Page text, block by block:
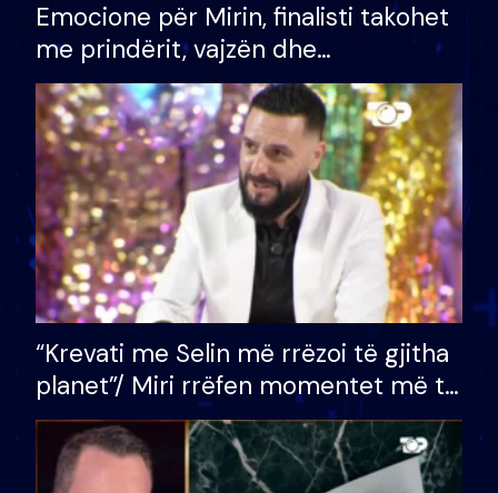
Emocione për Mirin, finalisti takohet
me prindërit, vajzën dhe
bashkëshorten: S’kemi ndonjë letër
divorci apo jo?
“Krevati me Selin më rrëzoi të gjitha
planet”/ Miri rrëfen momentet më të
bukura në shtëpinë e BB VIP: Do më
mungojë zilja e mëngjesit kur…